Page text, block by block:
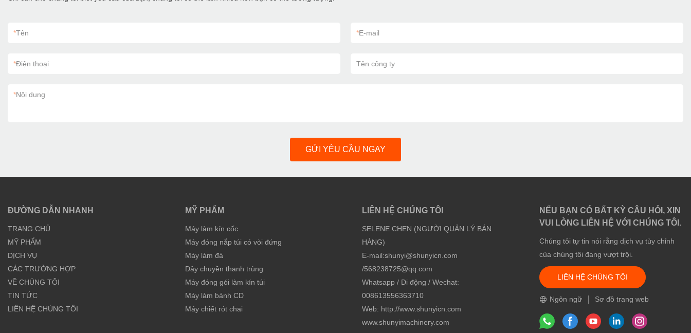
*Tên *E-mail
*Điện thoại Tên công ty
*Nội dung
GỬI YÊU CẦU NGAY
ĐƯỜNG DẪN NHANH
TRANG CHỦ
MỸ PHẨM
DỊCH VỤ
CÁC TRƯỜNG HỢP
VỀ CHÚNG TÔI
TIN TỨC
LIÊN HỆ CHÚNG TÔI
MỸ PHẨM
Máy làm kín cốc
Máy đóng nắp túi có vòi đứng
Máy làm đá
Dây chuyền thanh trùng
Máy đóng gói làm kín túi
Máy làm bánh CD
Máy chiết rót chai
LIÊN HỆ CHÚNG TÔI
SELENE CHEN (NGƯỜI QUẢN LÝ BÁN
HÀNG)
E-mail:shunyi@shunyicn.com
/568238725@qq.com
Whatsapp / Di động / Wechat:
008613556363710
Web: http://www.shunyicn.com
www.shunyimachinery.com
NẾU BẠN CÓ BẤT KỲ CÂU HỎI, XIN
VUI LÒNG LIÊN HỆ VỚI CHÚNG TÔI.
Chúng tôi tự tin nói rằng dịch vụ tùy chỉnh
của chúng tôi đang vượt trội.
LIÊN HỆ CHÚNG TÔI
Ngôn ngữ Sơ đồ trang web